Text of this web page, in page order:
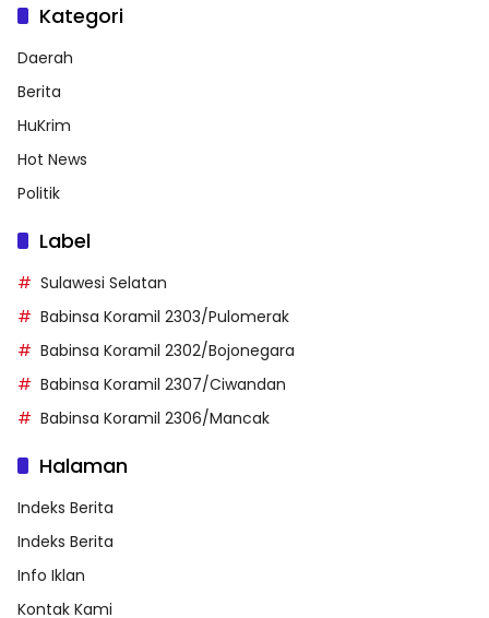
Kategori
Daerah
Berita
HuKrim
Hot News
Politik
Label
Sulawesi Selatan
Babinsa Koramil 2303/Pulomerak
Babinsa Koramil 2302/Bojonegara
Babinsa Koramil 2307/Ciwandan
Babinsa Koramil 2306/Mancak
Halaman
Indeks Berita
Indeks Berita
Info Iklan
Kontak Kami